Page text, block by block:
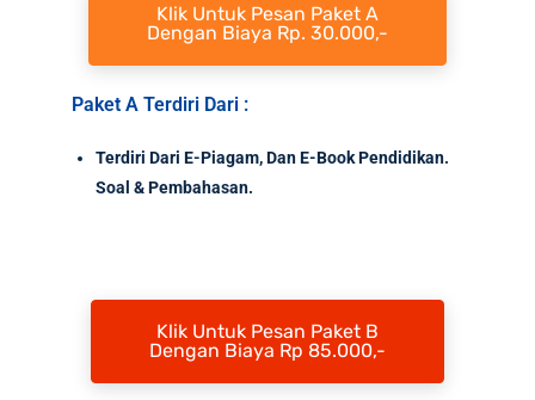
Klik Untuk Pesan Paket A
Dengan Biaya Rp. 30.000,-
Paket A Terdiri Dari :
Terdiri Dari E-Piagam, Dan E-Book Pendidikan.
Soal & Pembahasan.
Klik Untuk Pesan Paket B
Dengan Biaya Rp 85.000,-